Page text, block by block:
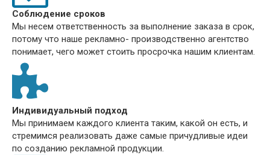
Соблюдение сроков
Мы несем ответственность за выполнение заказа в срок,
потому что наше рекламно- производственно агентство
понимает, чего может стоить просрочка нашим клиентам.
Индивидуальный подход
Мы принимаем каждого клиента таким, какой он есть, и
стремимся реализовать даже самые причудливые идеи
по созданию рекламной продукции.